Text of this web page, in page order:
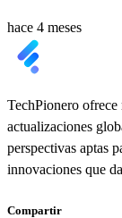
hace 4 meses
TechPionero ofrece
actualizaciones
perspectivas aptas
innovaciones que
Compartir